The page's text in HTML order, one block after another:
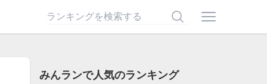
みんランで人気のランキング